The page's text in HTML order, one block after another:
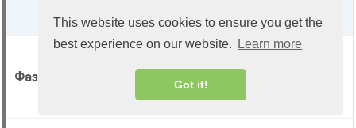
This website uses cookies to ensure you get the
best experience on our website.
Learn more
Got it!
Полнолуние
(100% освещенности)